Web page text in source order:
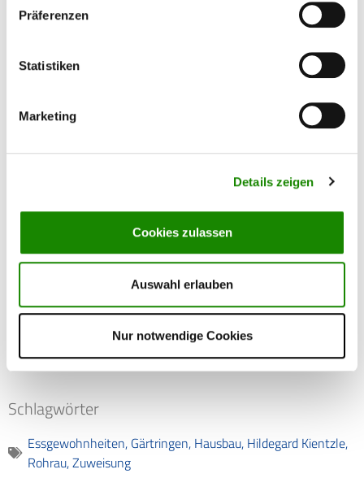
Präferenzen
Statistiken
Marketing
Details zeigen
Cookies zulassen
Auswahl erlauben
Nur notwendige Cookies
Schlagwörter
Essgewohnheiten, Gärtringen, Hausbau, Hildegard Kientzle,
Rohrau,Zuweisung